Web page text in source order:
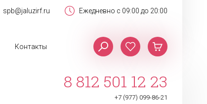
Ежедневно с 09:00 до 20:00
spb@jaluzirf.ru
Контакты
8 812 501 12 23
+7 (977) 099-86-21